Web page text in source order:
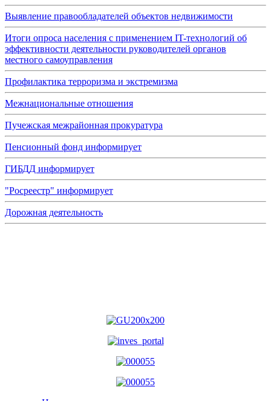
Выявление правообладателей объектов недвижимости
Итоги опроса населения с применением IT-технологий об
эффективности деятельности руководителей органов
местного самоуправления
Профилактика терроризма и экстремизма
Межнациональные отношения
Пучежская межрайонная прокуратура
Пенсионный фонд информирует
ГИБДД информирует
"Росреестр" информирует
Дорожная деятельность